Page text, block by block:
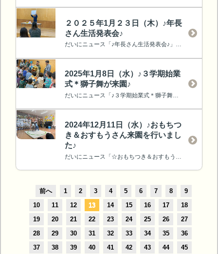
２０２５年1月２３日（木）♪年長
さん生活発表会♪
だいにニュース「♪年長さん生活発表会♪」をアップしました。
2025年1月8日（水）♪３学期始業
式＊獅子舞が来園♪
だいにニュース「♪３学期始業式＊獅子舞が来園♪」をアップしました。
2024年12月11日（水）♪おもちつ
き＆おすもうさん来園を行いまし
た♪
前へ 1 2 3 4 5 6 7 8
9
10
11 12 13 14 15 16 17
18
19
20 21 22 23 24 25 26
27
28
29 30 31 32 33 34 35
36
37
38 39 40 41 42 43 44
45